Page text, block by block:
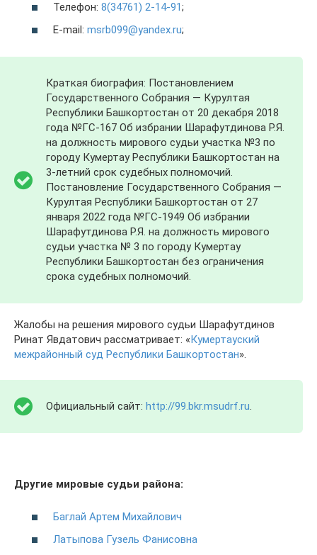
Телефон: 8(34761) 2-14-91;
E-mail: msrb099@yandex.ru;
Краткая биография: Постановлением
Государственного Собрания — Курултая
Республики Башкортостан от 20 декабря 2018
года №ГС-167 Об избрании Шарафутдинова Р.Я.
на должность мирового судьи участка №3 по
городу Кумертау Республики Башкортостан на
3-летний срок судебных полномочий.
Постановление Государственного Собрания —
Курултая Республики Башкортостан от 27
января 2022 года №ГС-1949 Об избрании
Шарафутдинова Р.Я. на должность мирового
судьи участка № 3 по городу Кумертау
Республики Башкортостан без ограничения
срока судебных полномочий.
Жалобы на решения мирового судьи Шарафутдинов
Ринат Явдатович рассматривает: «Кумертауский
межрайонный суд Республики Башкортостан».
Официальный сайт: http://99.bkr.msudrf.ru
Другие мировые судьи района:
Баглай Артем Михайлович
Латыпова Гузель Фанисовна